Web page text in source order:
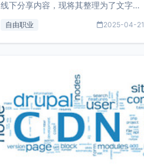
线下分享内容，现将其整理为了文字
版，分享了写博客11年来的经历，以及
通过博客过渡到做产品和走向自由职业
的一个小故事。文中还首次公开了我的
前从事服务器运维相关工作，现在已经
转自由职业3年，目前
自由职业 2025-04-21